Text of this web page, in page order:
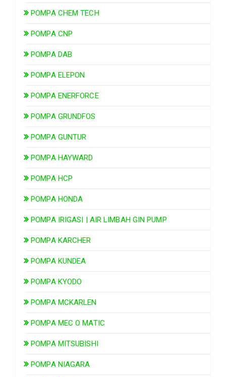
POMPA CHEM TECH
POMPA CNP
POMPA DAB
POMPA ELEPON
POMPA ENERFORCE
POMPA GRUNDFOS
POMPA GUNTUR
POMPA HAYWARD
POMPA HCP
POMPA HONDA
POMPA IRIGASI | AIR LIMBAH GIN PUMP
POMPA KARCHER
POMPA KUNDEA
POMPA KYODO
POMPA MCKARLEN
POMPA MEC O MATIC
POMPA MITSUBISHI
POMPA NIAGARA